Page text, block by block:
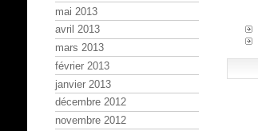
mai 2013
avril 2013
mars 2013
février 2013
janvier 2013
décembre 2012
novembre 2012